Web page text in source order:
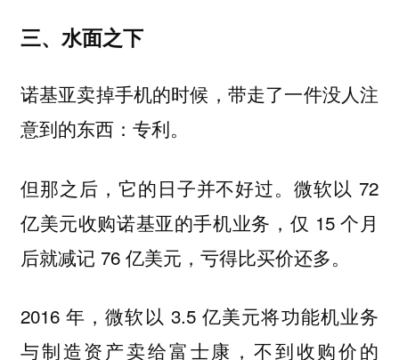
三、水面之下
诺基亚卖掉手机的时候，带走了一件没人注
意到的东西： 专利。
但那之后，它的日子并不好过。微软以 72
亿美元收购诺基亚的手机业务，仅 15 个月
后就减记 76 亿美元，亏得比买价还多。
2016 年，微软以 3.5 亿美元将功能机业务
与制造资产卖给富士康，不到收购价的